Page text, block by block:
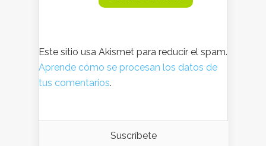
Este sitio usa Akismet para reducir el spam.
Aprende cómo se procesan los datos de
tus comentarios.
Suscríbete